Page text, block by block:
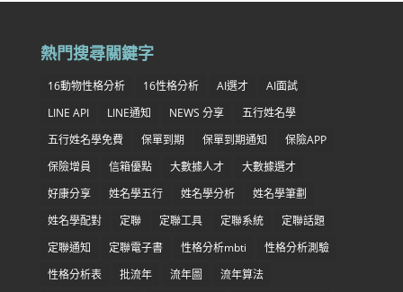
熱門搜尋關鍵字
16動物性格分析 16性格分析 AI選才
AI面試
LINE API
LINE通知 NEWS 分享
五行姓名學
五行姓名學免費
保單到期 保單到期通知
保險APP
保險增員
信箱優點 大數據人才
大數據選才
好康分享
姓名學五行 姓名學分析
姓名學筆劃
姓名學配對
定聯 定聯工具 定聯系統
定聯話題
定聯通知
定聯電子書 性格分析mbti
性格分析測驗
性格分析表
批流年 流年圖
流年算法